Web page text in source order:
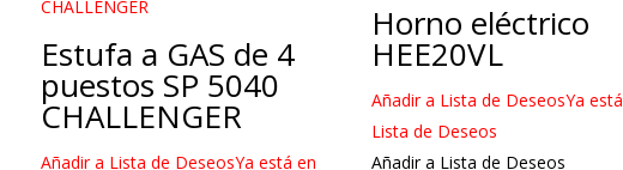
Estufa a GAS de 4
puestos SP 5040
CHALLENGER
Añadir a Lista de DeseosYa está en
Horno eléctrico
HEE20VL
Añadir a Lista de DeseosYa
Lista de Deseos
Añadir a Lista de Deseos